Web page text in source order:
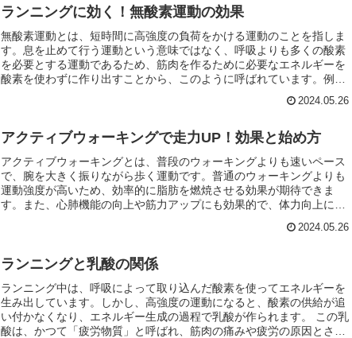
ランナーにとって重要な指標の一つとされています。 「AT」が高いラ
ンナーは、より速いペースで長く走り続けることができるからです。
フルマラソンのような長距離レースでは、いかに「AT」の高いペース
を維持できるかが、 タイムに大きく影響してきます。「AT」を高める
ためには、 一定期間、負荷の高いトレーニングを継続する必要があり
ます。 また、日々のトレーニングに加えて、十分な休息や栄養摂取も
ランニングに効く！無酸素運動の効果
無酸素運動とは、短時間に高強度の負荷をかける運動のことを指しま
す。息を止めて行う運動という意味ではなく、呼吸よりも多くの酸素
を必要とする運動であるため、筋肉を作るために必要なエネルギーを
酸素を使わずに作り出すことから、このように呼ばれています。例え
素運動に当てはまります。これらの運動は、有酸素運動と比べて、短
2024.05.26
アクティブウォーキングで走力UP！効果と始め方
アクティブウォーキングとは、普段のウォーキングよりも速いペース
で、腕を大きく振りながら歩く運動です。普通のウォーキングよりも
運動強度が高いため、効率的に脂肪を燃焼させる効果が期待できま
す。また、心肺機能の向上や筋力アップにも効果的で、体力向上にも
い運動ではありません。そのため、体力に自信がない方や運動初心者
う。
2024.05.26
ランニングと乳酸の関係
ランニング中は、呼吸によって取り込んだ酸素を使ってエネルギーを
生み出しています。しかし、高強度の運動になると、酸素の供給が追
い付かなくなり、エネルギー生成の過程で乳酸が作られます。 この乳
酸は、かつて「疲労物質」と呼ばれ、筋肉の痛みや疲労の原因とされ